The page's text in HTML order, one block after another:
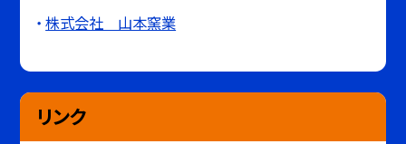
株式会社 山本窯業
リンク